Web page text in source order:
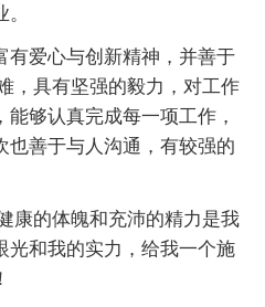
有爱心与创新精神，并善于
，具有坚强的毅力，对工作
够认真完成每一项工作，
也善于与人沟通，有较强的
康的体魄和充沛的精力是我
光和我的实力，给我一个施